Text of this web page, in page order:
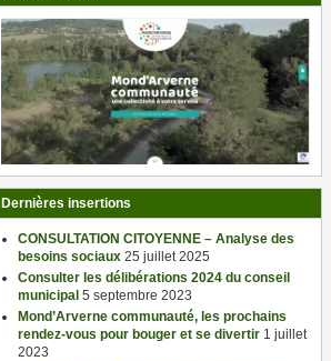
Dernières insertions
CONSULTATION CITOYENNE – Analyse des
besoins sociaux 25 juillet 2025
Consulter les délibérations 2024 du conseil
municipal 5 septembre 2023
Mond’Arverne communauté, les prochains
rendez-vous pour bouger et se divertir 1 juillet
2023